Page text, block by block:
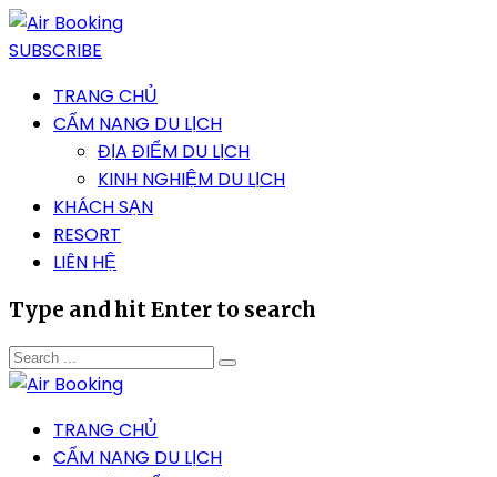
SUBSCRIBE
TRANG CHỦ
CẨM NANG DU LỊCH
ĐỊA ĐIỂM DU LỊCH
KINH NGHIỆM DU LỊCH
KHÁCH SẠN
RESORT
LIÊN HỆ
Type and hit Enter to search
TRANG CHỦ
CẨM NANG DU LỊCH